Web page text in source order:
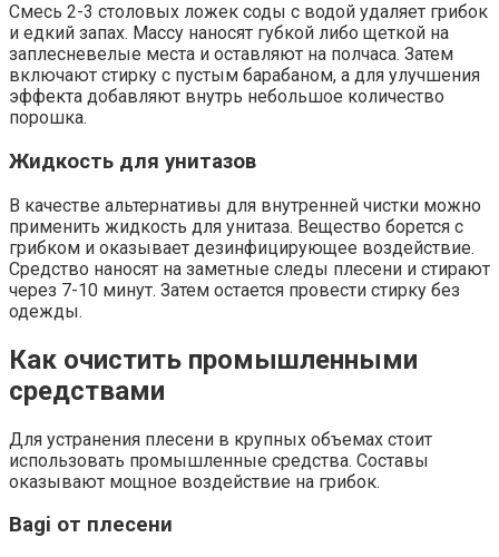
Смесь 2-3 столовых ложек соды с водой удаляет грибок
и едкий запах. Массу наносят губкой либо щеткой на
заплесневелые места и оставляют на полчаса. Затем
включают стирку с пустым барабаном, а для улучшения
эффекта добавляют внутрь небольшое количество
порошка.
Жидкость для унитазов
В качестве альтернативы для внутренней чистки можно
применить жидкость для унитаза. Вещество борется с
грибком и оказывает дезинфицирующее воздействие.
Средство наносят на заметные следы плесени и стирают
через 7-10 минут. Затем остается провести стирку без
одежды.
Как очистить промышленными
средствами
Для устранения плесени в крупных объемах стоит
использовать промышленные средства. Составы
оказывают мощное воздействие на грибок.
Bagi от плесени